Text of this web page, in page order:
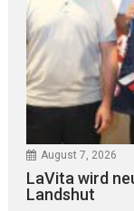
August 7, 2026
LaVita wird
Landshut